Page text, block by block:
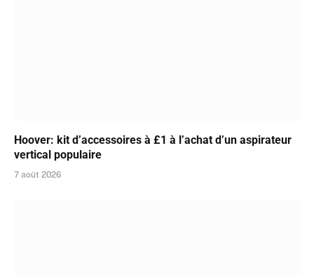
Hoover: kit d’accessoires à £1 à l’achat d’un aspirateur
vertical populaire
7 août 2026